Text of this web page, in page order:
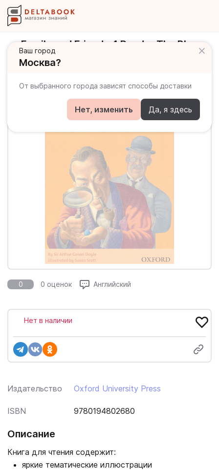
Ваш город
Москва?
От выбранного города зависят способы доставки
Нет, изменить Да, я здесь
Family and Friends 4 Reader The Blue
Diamond Книга для чтения
0 0 оценок Английский
Издательство Oxford University Press
ISBN 9780194802680
Нет в наличии
Описание
Книга для чтения содержит:
яркие тематические иллюстрации